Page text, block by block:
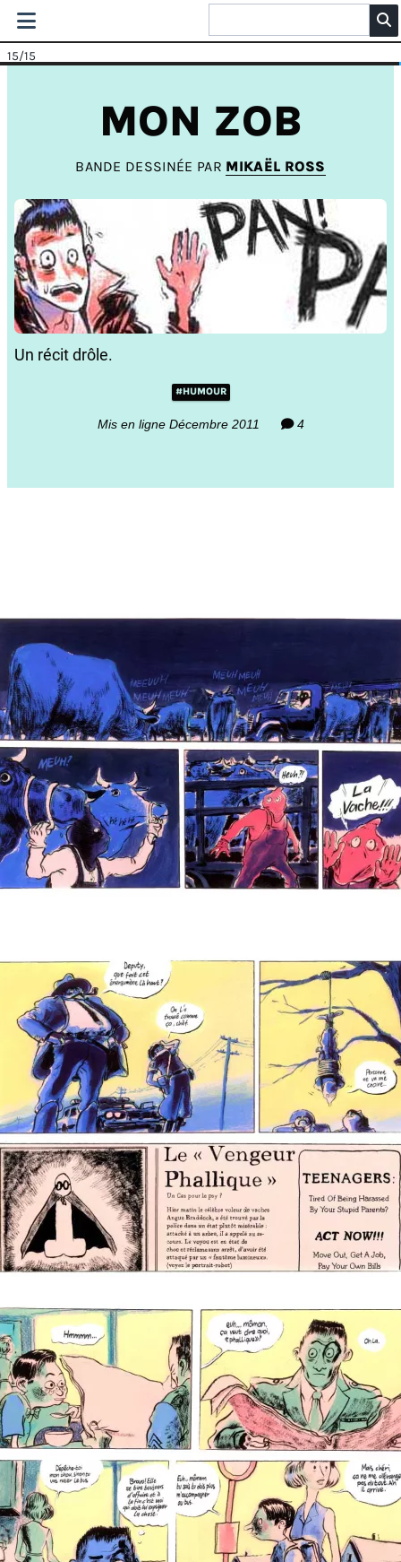
15/15
MON ZOB
BANDE DESSINÉE PAR MIKAËL ROSS
Un récit drôle.
#HUMOUR
Mis en ligne Décembre 2011 4